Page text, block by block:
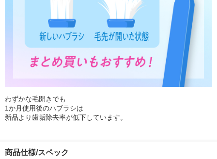
わずかな毛開きでも
1か月使用後のハブラシは
新品より歯垢除去率が低下しています。
商品仕様/スペック